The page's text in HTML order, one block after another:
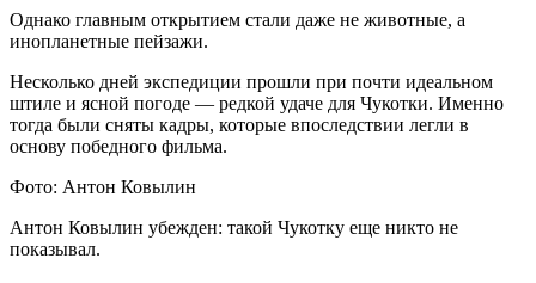
Однако главным открытием стали даже не животные, а
инопланетные пейзажи.
Несколько дней экспедиции прошли при почти идеальном
штиле и ясной погоде — редкой удаче для Чукотки. Именно
тогда были сняты кадры, которые впоследствии легли в
основу победного фильма.
Фото: Антон Ковылин
Антон Ковылин убежден: такой Чукотку еще никто не
показывал.